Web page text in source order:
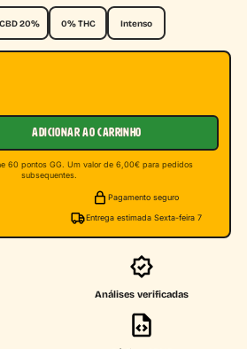
CBD 20% 0% THC Intenso
ADICIONAR AO CARRINHO
60 pontos GG. Um valor de 6,00€ para pedidos
subsequentes.
Pagamento seguro
Entrega estimada Sexta-feira 7
Análises verificadas